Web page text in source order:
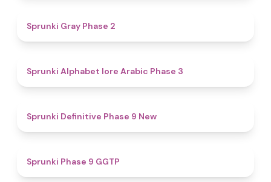
Sprunki Gray Phase 2
Sprunki Alphabet lore Arabic Phase 3
Sprunki Definitive Phase 9 New
Sprunki Phase 9 GGTP